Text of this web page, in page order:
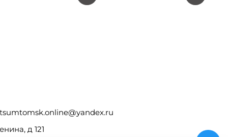
tsumtomsk.online@yandex.ru
д 121